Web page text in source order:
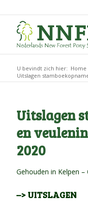
U bevindt zich hier: Home
Uitslagen
Uitslagen
en
2020
Gehouden in Kelpen –
–> UITSLAGEN